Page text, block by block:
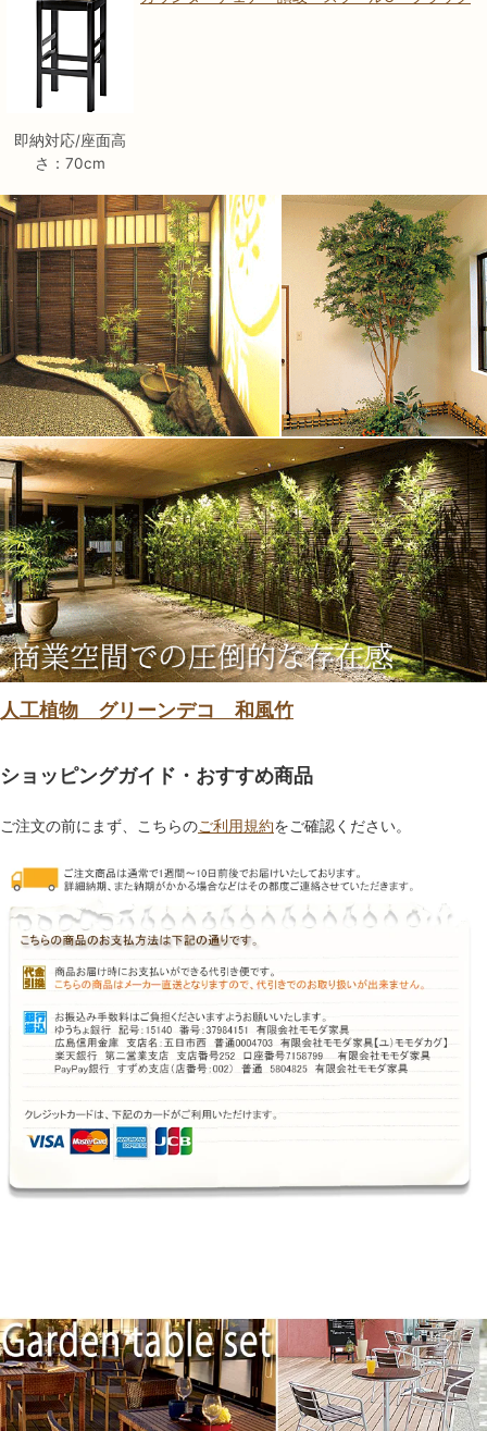
即納対応/座面高
さ：70cm
人工植物 グリーンデコ 和風竹
ショッピングガイド・おすすめ商品
ご注文の前にまず、こちらのご利用規約をご確認ください。